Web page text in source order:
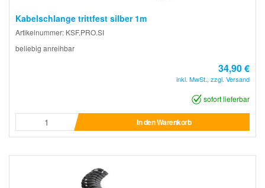
Kabelschlange trittfest silber 1m
Artikelnummer: KSF.PRO.SI
beliebig anreihbar
34,90 €
inkl. MwSt., zzgl. Versand
sofort lieferbar
In den Warenkorb